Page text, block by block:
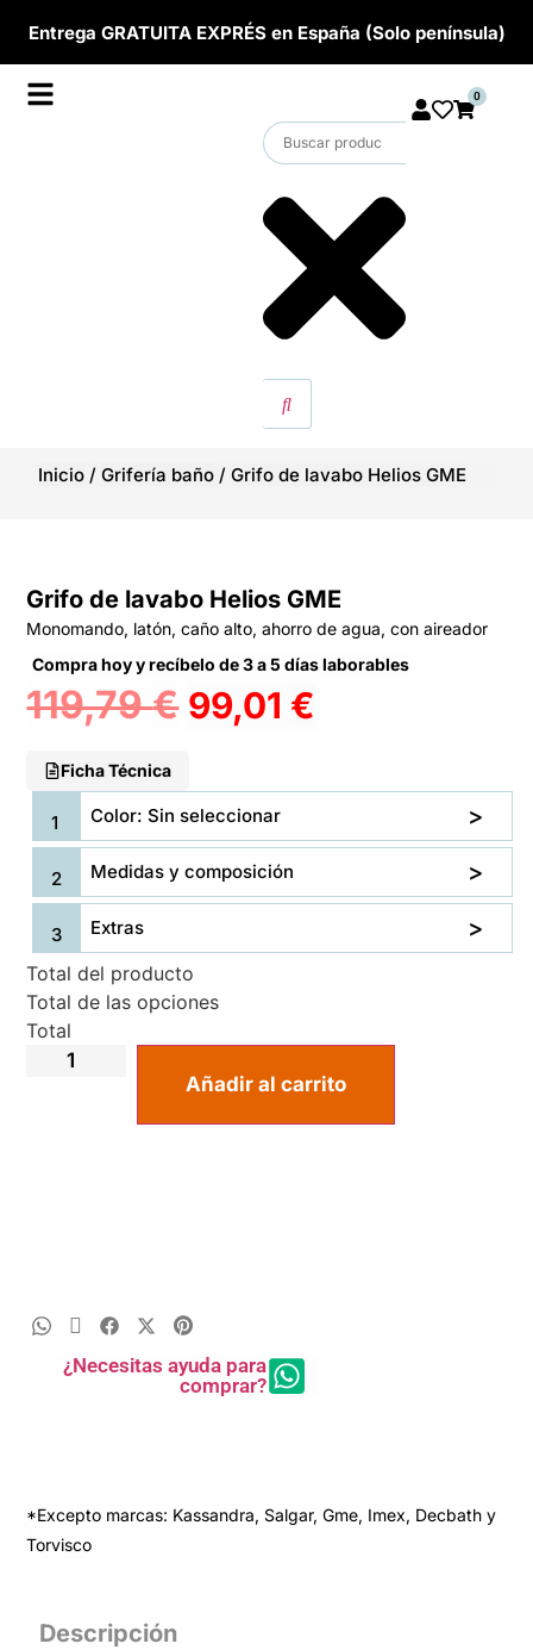
Entrega GRATUITA EXPRÉS en España (Solo península)
0
Inicio /Grifería baño /Grifo de lavabo Helios GME
Grifo de lavabo Helios GME
Monomando, latón, caño alto, ahorro de agua, con aireador
Compra hoy y recíbelo de 3 a 5 días laborables
119,79€ 99,01 €
Ficha Técnica
Color: Sin seleccionar
Medidas y composición
Extras
Total del producto
Total de las opciones
Total
Añadir al carrito
¿Necesitas ayuda para
comprar?
*Excepto marcas: Kassandra, Salgar, Gme, Imex, Decbath y
Torvisco
Descripción